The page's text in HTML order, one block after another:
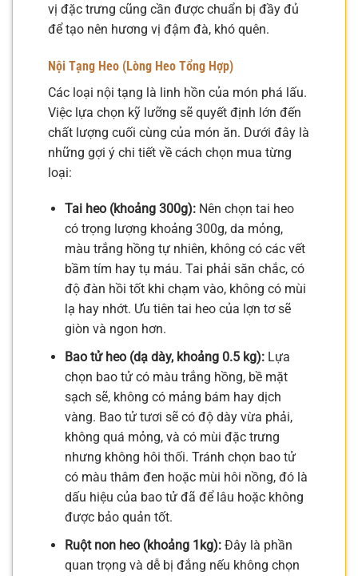
vị đặc trưng cũng cần được chuẩn bị đầy đủ
để tạo nên hương vị đậm đà, khó quên.
Nội Tạng Heo (Lòng Heo Tổng Hợp)
Các loại nội tạng là linh hồn của món phá lấu.
Việc lựa chọn kỹ lưỡng sẽ quyết định lớn đến
chất lượng cuối cùng của món ăn. Dưới đây là
những gợi ý chi tiết về cách chọn mua từng
loại:
Tai heo (khoảng 300g):Nên chọn tai heo
có trọng lượng khoảng 300g, da mỏng,
màu trắng hồng tự nhiên, không có các vết
bầm tím hay tụ máu. Tai phải săn chắc, có
độ đàn hồi tốt khi chạm vào, không có mùi
lạ hay nhớt. Ưu tiên tai heo của lợn tơ sẽ
giòn và ngon hơn.
Bao tử heo (dạ dày, khoảng 0.5 kg):Lựa
chọn bao tử có màu trắng hồng, bề mặt
sạch sẽ, không có mảng bám hay dịch
vàng. Bao tử tươi sẽ có độ dày vừa phải,
không quá mỏng, và có mùi đặc trưng
nhưng không hôi thối. Tránh chọn bao tử
có màu thâm đen hoặc mùi hôi nồng, đó là
dấu hiệu của bao tử đã để lâu hoặc không
được bảo quản tốt.
Ruột non heo (khoảng 1kg):Đây là phần
quan trọng và dễ bị đắng nếu không chọn